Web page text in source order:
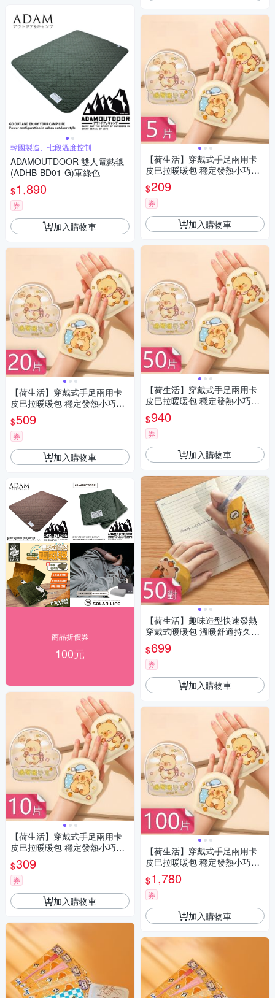
韓國製造、七段溫度控制
ADAMOUTDOOR 雙人電熱毯
(ADHB-BD01-G)軍綠色
$1,890
券
加入購物車
【荷生活】穿戴式手足兩用卡
皮巴拉暖暖包 穩定發熱小巧輕
便造型發熱貼-20包組
$509
券
加入購物車
商品折價券
100元
【荷生活】穿戴式手足兩用卡
皮巴拉暖暖包 穩定發熱小巧輕
便造型發熱貼-10包組
$309
券
加入購物車
【荷生活】穿戴式手足兩用卡
皮巴拉暖暖包 穩定發熱小巧輕
便造型發熱貼-5包組
$209
券
加入購物車
【荷生活】穿戴式手足兩用卡
皮巴拉暖暖包 穩定發熱小巧輕
便造型發熱貼-50包組
$940
券
加入購物車
【荷生活】趣味造型快速發熱
穿戴式暖暖包 溫暖舒適持久發
熱手足暖暖包-50對組
$699
券
加入購物車
【荷生活】穿戴式手足兩用卡
皮巴拉暖暖包 穩定發熱小巧輕
便造型發熱貼-100包組
$1,780
券
加入購物車